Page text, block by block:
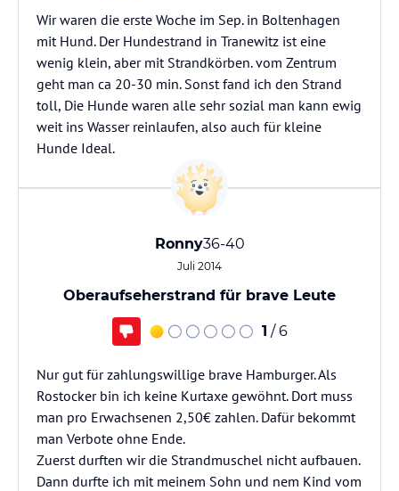
Wir waren die erste Woche im Sep. in Boltenhagen
mit Hund. Der Hundestrand in Tranewitz ist eine
wenig klein, aber mit Strandkörben. vom Zentrum
geht man ca 20-30 min. Sonst fand ich den Strand
toll, Die Hunde waren alle sehr sozial man kann ewig
weit ins Wasser reinlaufen, also auch für kleine
Hunde Ideal.
Ronny36-40
Juli 2014
Oberaufseherstrand für brave Leute
1 / 6
Nur gut für zahlungswillige brave Hamburger. Als
Rostocker bin ich keine Kurtaxe gewöhnt. Dort muss
man pro Erwachsenen 2,50€ zahlen. Dafür bekommt
man Verbote ohne Ende.
Zuerst durften wir die Strandmuschel nicht aufbauen.
Dann durfte ich mit meinem Sohn und nem Kind vom